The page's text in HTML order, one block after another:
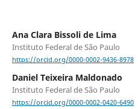
Ana Clara Bissoli de Lima
Instituto Federal de São Paulo
https://orcid.org/0000-0002-9436-8978
Daniel Teixeira Maldonado
Instituto Federal de São Paulo
https://orcid.org/0000-0002-0420-6490